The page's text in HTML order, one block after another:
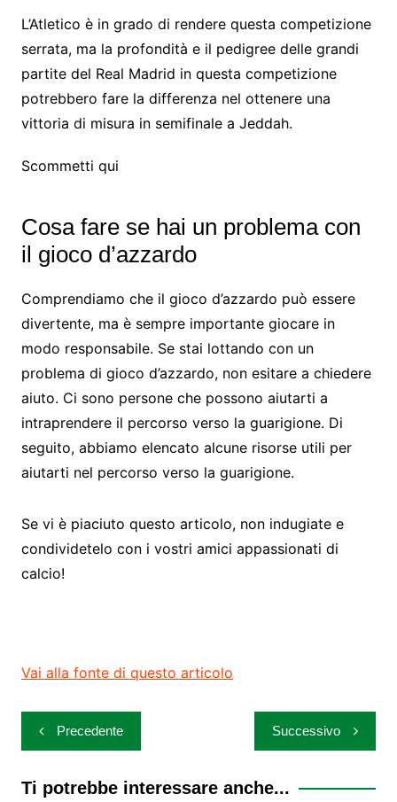
L’Atletico è in grado di rendere questa competizione
serrata, ma la profondità e il pedigree delle grandi
partite del Real Madrid in questa competizione
potrebbero fare la differenza nel ottenere una
vittoria di misura in semifinale a Jeddah.
Scommetti qui
Cosa fare se hai un problema con
il gioco d’azzardo
Comprendiamo che il gioco d’azzardo può essere
divertente, ma è sempre importante giocare in
modo responsabile. Se stai lottando con un
problema di gioco d’azzardo, non esitare a chiedere
aiuto. Ci sono persone che possono aiutarti a
intraprendere il percorso verso la guarigione. Di
seguito, abbiamo elencato alcune risorse utili per
aiutarti nel percorso verso la guarigione.
Se vi è piaciuto questo articolo, non indugiate e
condividetelo con i vostri amici appassionati di
calcio!
Vai alla fonte di questo articolo
Navigazione
articoli
Precedente Successivo
Ti potrebbe interessare anche...